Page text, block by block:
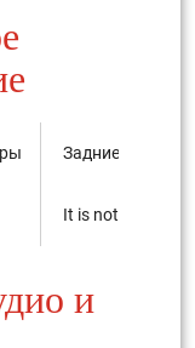
Задние
It is not
и